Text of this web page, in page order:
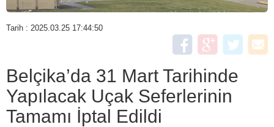
Tarih : 2025.03.25 17:44:50
Belçika’da 31 Mart Tarihinde
Yapılacak Uçak Seferlerinin
Tamamı İptal Edildi